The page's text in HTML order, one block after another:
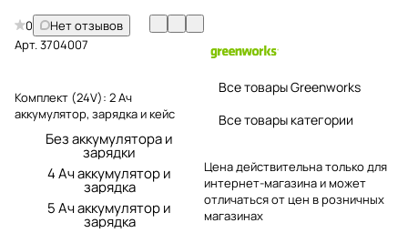
0
Нет отзывов
Арт.3704007
Комплект (24V): 2 Ач
аккумулятор, зарядка и кейс
Без аккумулятора и
зарядки
4 Ач аккумулятор и
зарядка
5 Ач аккумулятор и
зарядка
Все товары Greenworks
Все товары категории
Цена действительна только для
интернет-магазина и может
отличаться от цен в розничных
магазинах